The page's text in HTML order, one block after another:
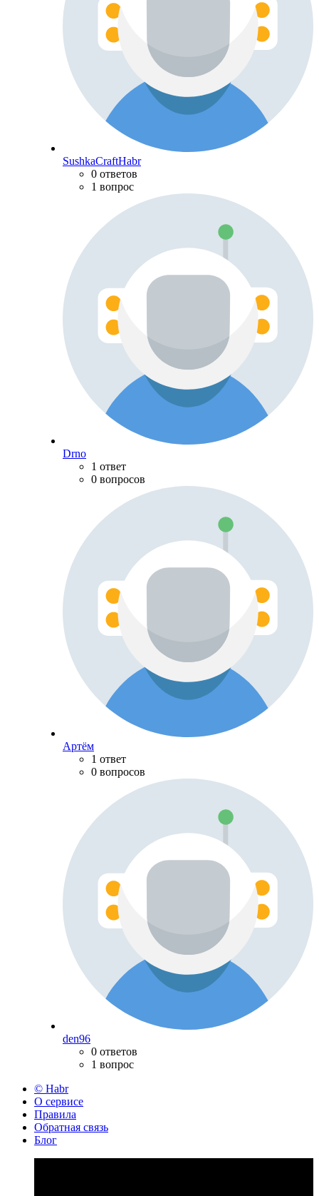
SushkaCraftHabr
0 ответов
1 вопрос
Drno
1 ответ
0 вопросов
Артём
1 ответ
0 вопросов
den96
0 ответов
1 вопрос
© Habr
О сервисе
Правила
Обратная связь
Блог